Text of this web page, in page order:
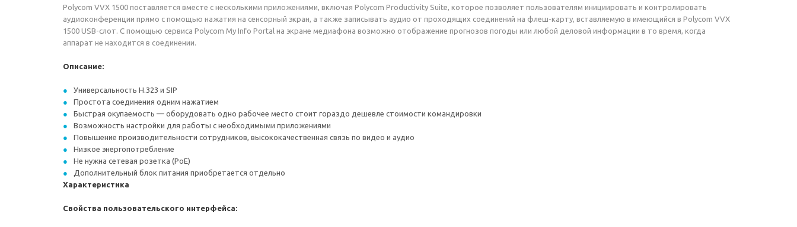
Polycom VVX 1500 поставляется вместе с несколькими приложениями, включая Polycom Productivity Suite, которое позволяет пользователям инициировать и контролировать
аудиоконференции прямо с помощью нажатия на сенсорный экран, а также записывать аудио от проходящих соединений на флеш-карту, вставляемую в имеющийся в Polycom VVX
1500 USB-слот. C помощью сервиса Polycom My Info Portal на экране медиафона возможно отображение прогнозов погоды или любой деловой информации в то время, когда
аппарат не находится в соединении.
Описание:
Универсальность H.323 и SIP
Простота соединения одним нажатием
Быстрая окупаемость — оборудовать одно рабочее место стоит гораздо дешевле стоимости командировки
Возможность настройки для работы с необходимыми приложениями
Повышение производительности сотрудников, высококачественная связь по видео и аудио
Низкое энергопотребление
Не нужна сетевая розетка (PoE)
Дополнительный блок питания приобретается отдельно
Характеристика
Свойства пользовательского интерфейса: